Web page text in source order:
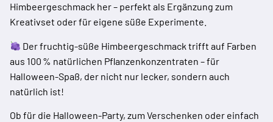
Himbeergeschmack her – perfekt als Ergänzung zum
Kreativset oder für eigene süße Experimente.
Der fruchtig-süße Himbeergeschmack trifft auf Farben
aus 100 % natürlichen Pflanzenkonzentraten – für
Halloween-Spaß, der nicht nur lecker, sondern auch
natürlich ist!
Ob für die Halloween-Party, zum Verschenken oder einfach